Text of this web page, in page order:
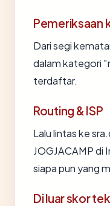
Pemeriksaan
Dari segi
dalam kategori
terdaftar.
Routing & ISP
Lalu lintas ke
JOGJACAMP di
siapa pun yang
Di luar skor